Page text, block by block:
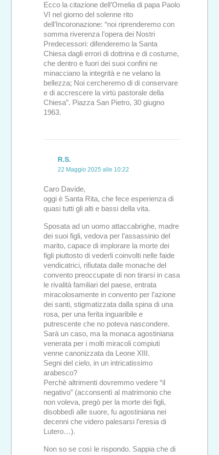
Ecco la citazione dell’Omelia di papa Paolo
VI nel giorno del solenne rito
dell’Incoronazione: “noi riprenderemo con
somma riverenza l’opera dei Nostri
Predecessori: difenderemo la Santa
Chiesa dagli errori di dottrina e di costume,
che dentro e fuori dei suoi confini ne
minacciano la integrità e ne velano la
bellezza; Noi cercheremo di di conservare
e di accrescere la virtù pastorale della
Chiesa”. Piazza San Pietro, 30 giugno
1963.
R.S.
22 Maggio 2025 alle 10:22
Caro Davide,
oggi è Santa Rita, che fece esperienza di
quasi tutti gli alti e bassi della vita.
Sposata ad un uomo attaccabrighe, madre
dei suoi figli, vedova per l’assassinio del
marito, capace di implorare la morte dei
figli piuttosto di vederli coinvolti nelle faide
vendicatrici, rifiutata dalle monache del
convento preoccupate di non tirarsi in casa
le rivalità familiari del paese, entrata
miracolosamente in convento per l’azione
dei santi, stigmatizzata dalla spina di una
rosa, per una ferita inguaribile e
putrescente che no poteva nascondere.
Sarà un caso, ma la monaca agostiniana
venerata per i molti miracoli compiuti
venne canonizzata da Leone XIII.
Segni del cielo, in un intricatissimo
arabesco?
Perchè altrimenti dovremmo vedere “il
negativo” (acconsentì al matrimonio che
non voleva, pregò per la morte dei figli,
disobbedì alle suore, fu agostiniana nei
decenni che videro palesarsi l’eresia di
Lutero…).
Non so se così le rispondo. Sappia che di